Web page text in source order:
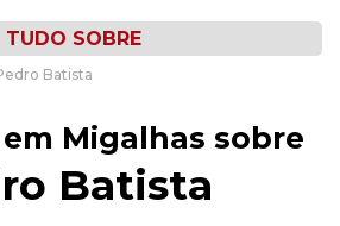
TUDO SOBRE
Batista
Migalhas sobre
Batista